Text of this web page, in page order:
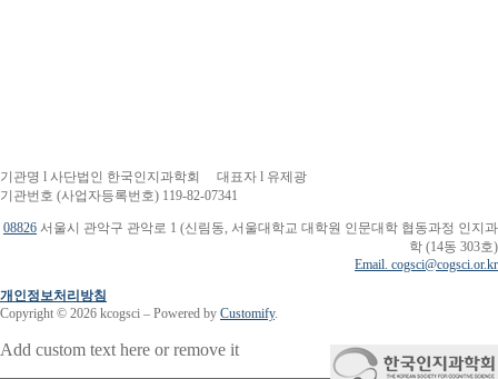
기관명 l 사단법인 한국인지과학회 대표자 l 유제광
기관번호 (사업자등록번호) 119-82-07341
08826 서울시 관악구 관악로 1 (신림동, 서울대학교 대학원 인문대학 협동과정 인지과
학 (14동 303호)
Email. cogsci@cogsci.or.kr
개인정보처리방침
Copyright © 2026 kcogsci – Powered by Customify.
Add custom text here or remove it